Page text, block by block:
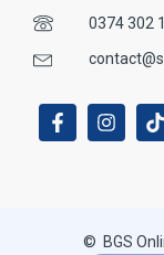
0374 302
© BGS